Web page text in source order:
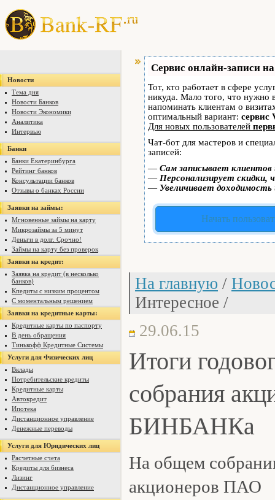
Новости
Тема дня
Новости Банков
Новости Экономики
Аналитика
Интервью
Банки
Банки Екатеринбурга
Рейтинг банков
Консультации банков
Отзывы о банках России
Заявки на займы:
Мгновенные займы на карту
Микрозаймы за 5 минут
Деньги в долг. Срочно!
Займы на карту без проверок
Заявки на кредит:
Заявка на кредит (в несколько
банков)
Кпедиты с низким процентом
С моментальным решением
Заявки на кредитные карты:
Кредитные карты по паспорту
В день обращения
Тинькофф Кредитные Системы
Услуги для Физических лиц
Вклады
Потребительские кредиты
Кредитные карты
Автокредит
Ипотека
Дистанционное управление
Денежные переводы
Услуги для Юридических лиц
Расчетные счета
Кредиты для бизнеса
Лизинг
Дистанционное управление
Сервис онлайн-записи
Тот, кто работает в сфере
никуда. Мало того, что нужно
напоминать клиентам о
оптимальный вариант: сервис
Для новых пользователей
Чат-бот для мастеров и
записей:
— Сам записывает
— Персонализирует скидки,
— Увеличивает
Начать
На главную /
Интересное /
29.06.15
Итоги
собрания
БИНБАНКа
На общем
акционеров ПАО